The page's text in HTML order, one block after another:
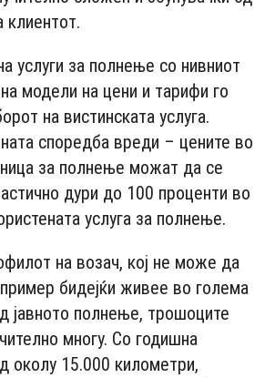
клиентот.
услуги за полнење со нивниот
модели на цени и тарифи го
на вистинската услуга.
споредба вреди – цените во
за полнење можат да се
дури до 100 проценти во
услуга за полнење.
на возач, кој не може да
бидејќи живее во голема
јавното полнење, трошоците
многу. Со годишна
околу 15.000 километри,